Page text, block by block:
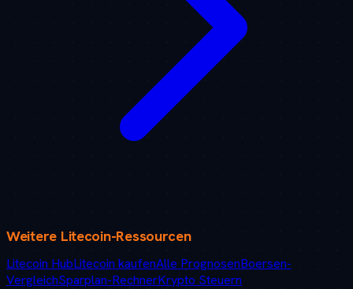
Weitere Litecoin-Ressourcen
Litecoin HubLitecoin kaufenAlle PrognosenBoersen-
VergleichSparplan-RechnerKrypto Steuern